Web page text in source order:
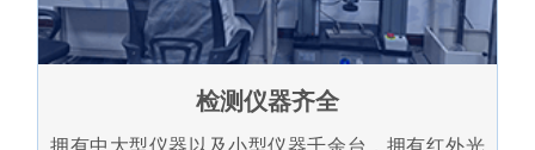
检测仪器齐全